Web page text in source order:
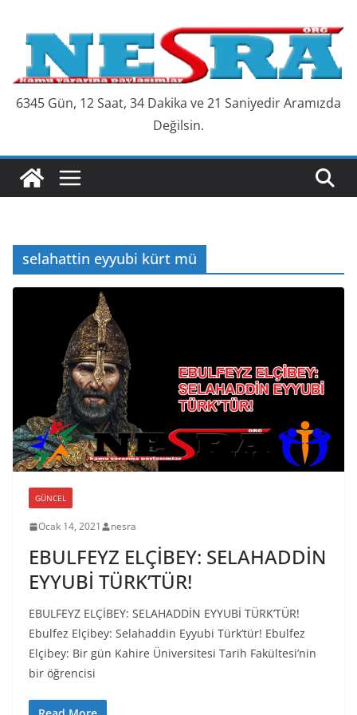
content
6345 Gün, 12 Saat, 34 Dakika ve 22 Saniyedir Aramızda
Değilsin.
selahattin eyyubi kürt mü
GÜNCEL
Ocak 14, 2021 nesra
EBULFEYZ ELÇİBEY: SELAHADDİN
EYYUBİ TÜRK’TÜR!
EBULFEYZ ELÇİBEY: SELAHADDİN EYYUBİ TÜRK’TÜR!
Ebulfez Elçibey: Selahaddin Eyyubi Türk’tür! Ebulfez
Elçibey: Bir gün Kahire Üniversitesi Tarih Fakültesi’nin
bir öğrencisi